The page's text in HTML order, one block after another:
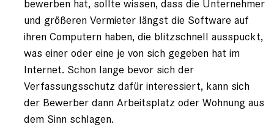
bewerben hat, sollte wissen, dass die Unternehmer
und größeren Vermieter längst die Software auf
ihren Computern haben, die blitzschnell ausspuckt,
was einer oder eine je von sich gegeben hat im
Internet. Schon lange bevor sich der
Verfassungsschutz dafür interessiert, kann sich
der Bewerber dann Arbeitsplatz oder Wohnung aus
dem Sinn schlagen.